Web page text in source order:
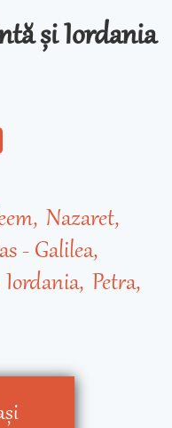
și Iordania
Nazaret
- Galilea
Iordania Petra